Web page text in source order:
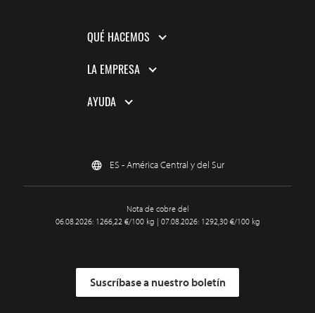
QUÉ HACEMOS
LA EMPRESA
AYUDA
ES - América Central y del Sur
Nota de cobre del
06.08.2026: 1266,22 €/100 kg | 07.08.2026: 1292,30 €/100 kg
Suscríbase a nuestro boletín